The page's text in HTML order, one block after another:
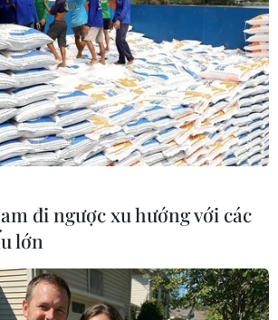
luật #pháp đình
#chính trị #VietnamPlus
#Vietnam
Colombia Uganda
đi ngược xu hướng với các
lớn